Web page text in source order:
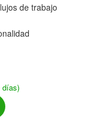
de trabajo
días)